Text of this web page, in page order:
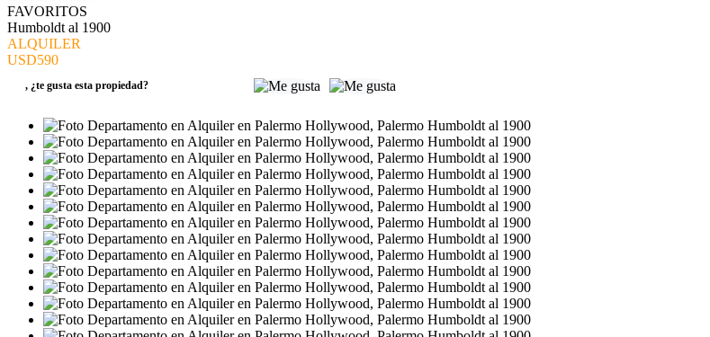
FAVORITOS
Humboldt al 1900
ALQUILER
USD590
, ¿te gusta esta propiedad?